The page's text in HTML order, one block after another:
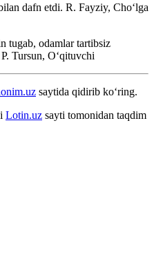
dafn etdi. R. Fayziy, Choʻlga
tugab, odamlar tartibsiz
P. Tursun, Oʻqituvchi
saytida qidirib ko‘ring.
Lotin.uz sayti tomonidan taqdim